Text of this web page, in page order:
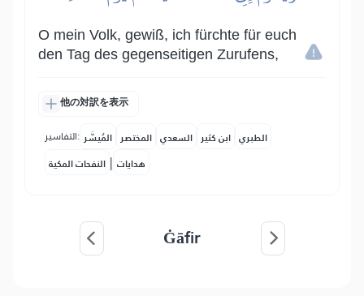
O mein Volk, gewiß, ich fürchte für euch
den Tag des gegenseitigen Zurufens,
他の対訳を表示
التفاسير: المُيسَّر المختصر السعدي ابن كثير الطبري
النفحات المكية | هدايات
Ġāfir